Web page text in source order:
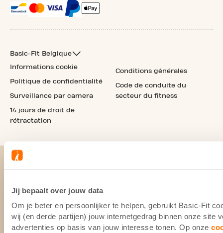
Jij bepaalt over jouw data
Om je beter en persoonlijker te helpen, gebruikt Basic-Fit
wij (en derde partijen) jouw internetgedrag binnen onze site
advertenties op basis van jouw interesse tonen. Op onze
Basic-Fit Belgique
Informations cookie
Politique de confidentialité
Surveillance par camera
14 jours de droit de
rétractation
Conditions générales
Code de conduite du
secteur du fitness